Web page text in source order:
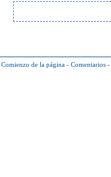
Comienzo de la página - Comentarios -